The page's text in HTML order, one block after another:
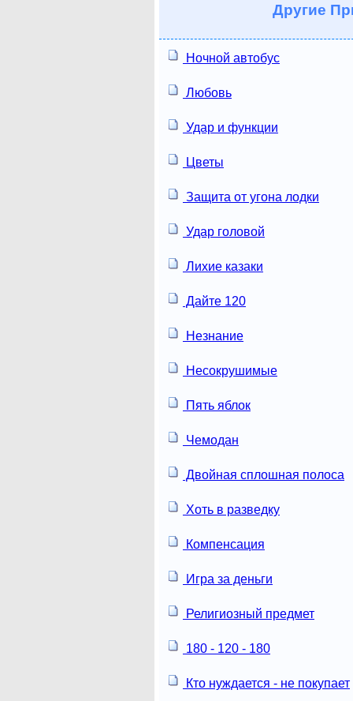
Другие
Ночной автобус
Любовь
Удар и функции
Цветы
Защита от угона лодки
Удар головой
Лихие казаки
Дайте 120
Незнание
Несокрушимые
Пять яблок
Чемодан
Двойная сплошная полоса
Хоть в разведку
Компенсация
Игра за деньги
Религиозный предмет
180 - 120 - 180
Кто нуждается - не покупает